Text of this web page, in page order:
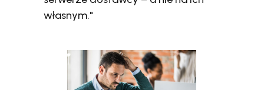
własnym."